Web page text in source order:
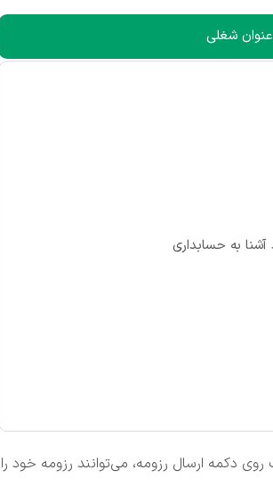
عنوان شغلی
آشنا به حسابداری
دکمه ارسال رزومه، می‌توانند رزومه خود